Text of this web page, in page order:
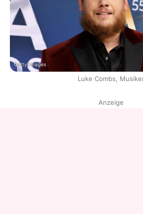
Getty Images
Luke Combs,
Anzeige